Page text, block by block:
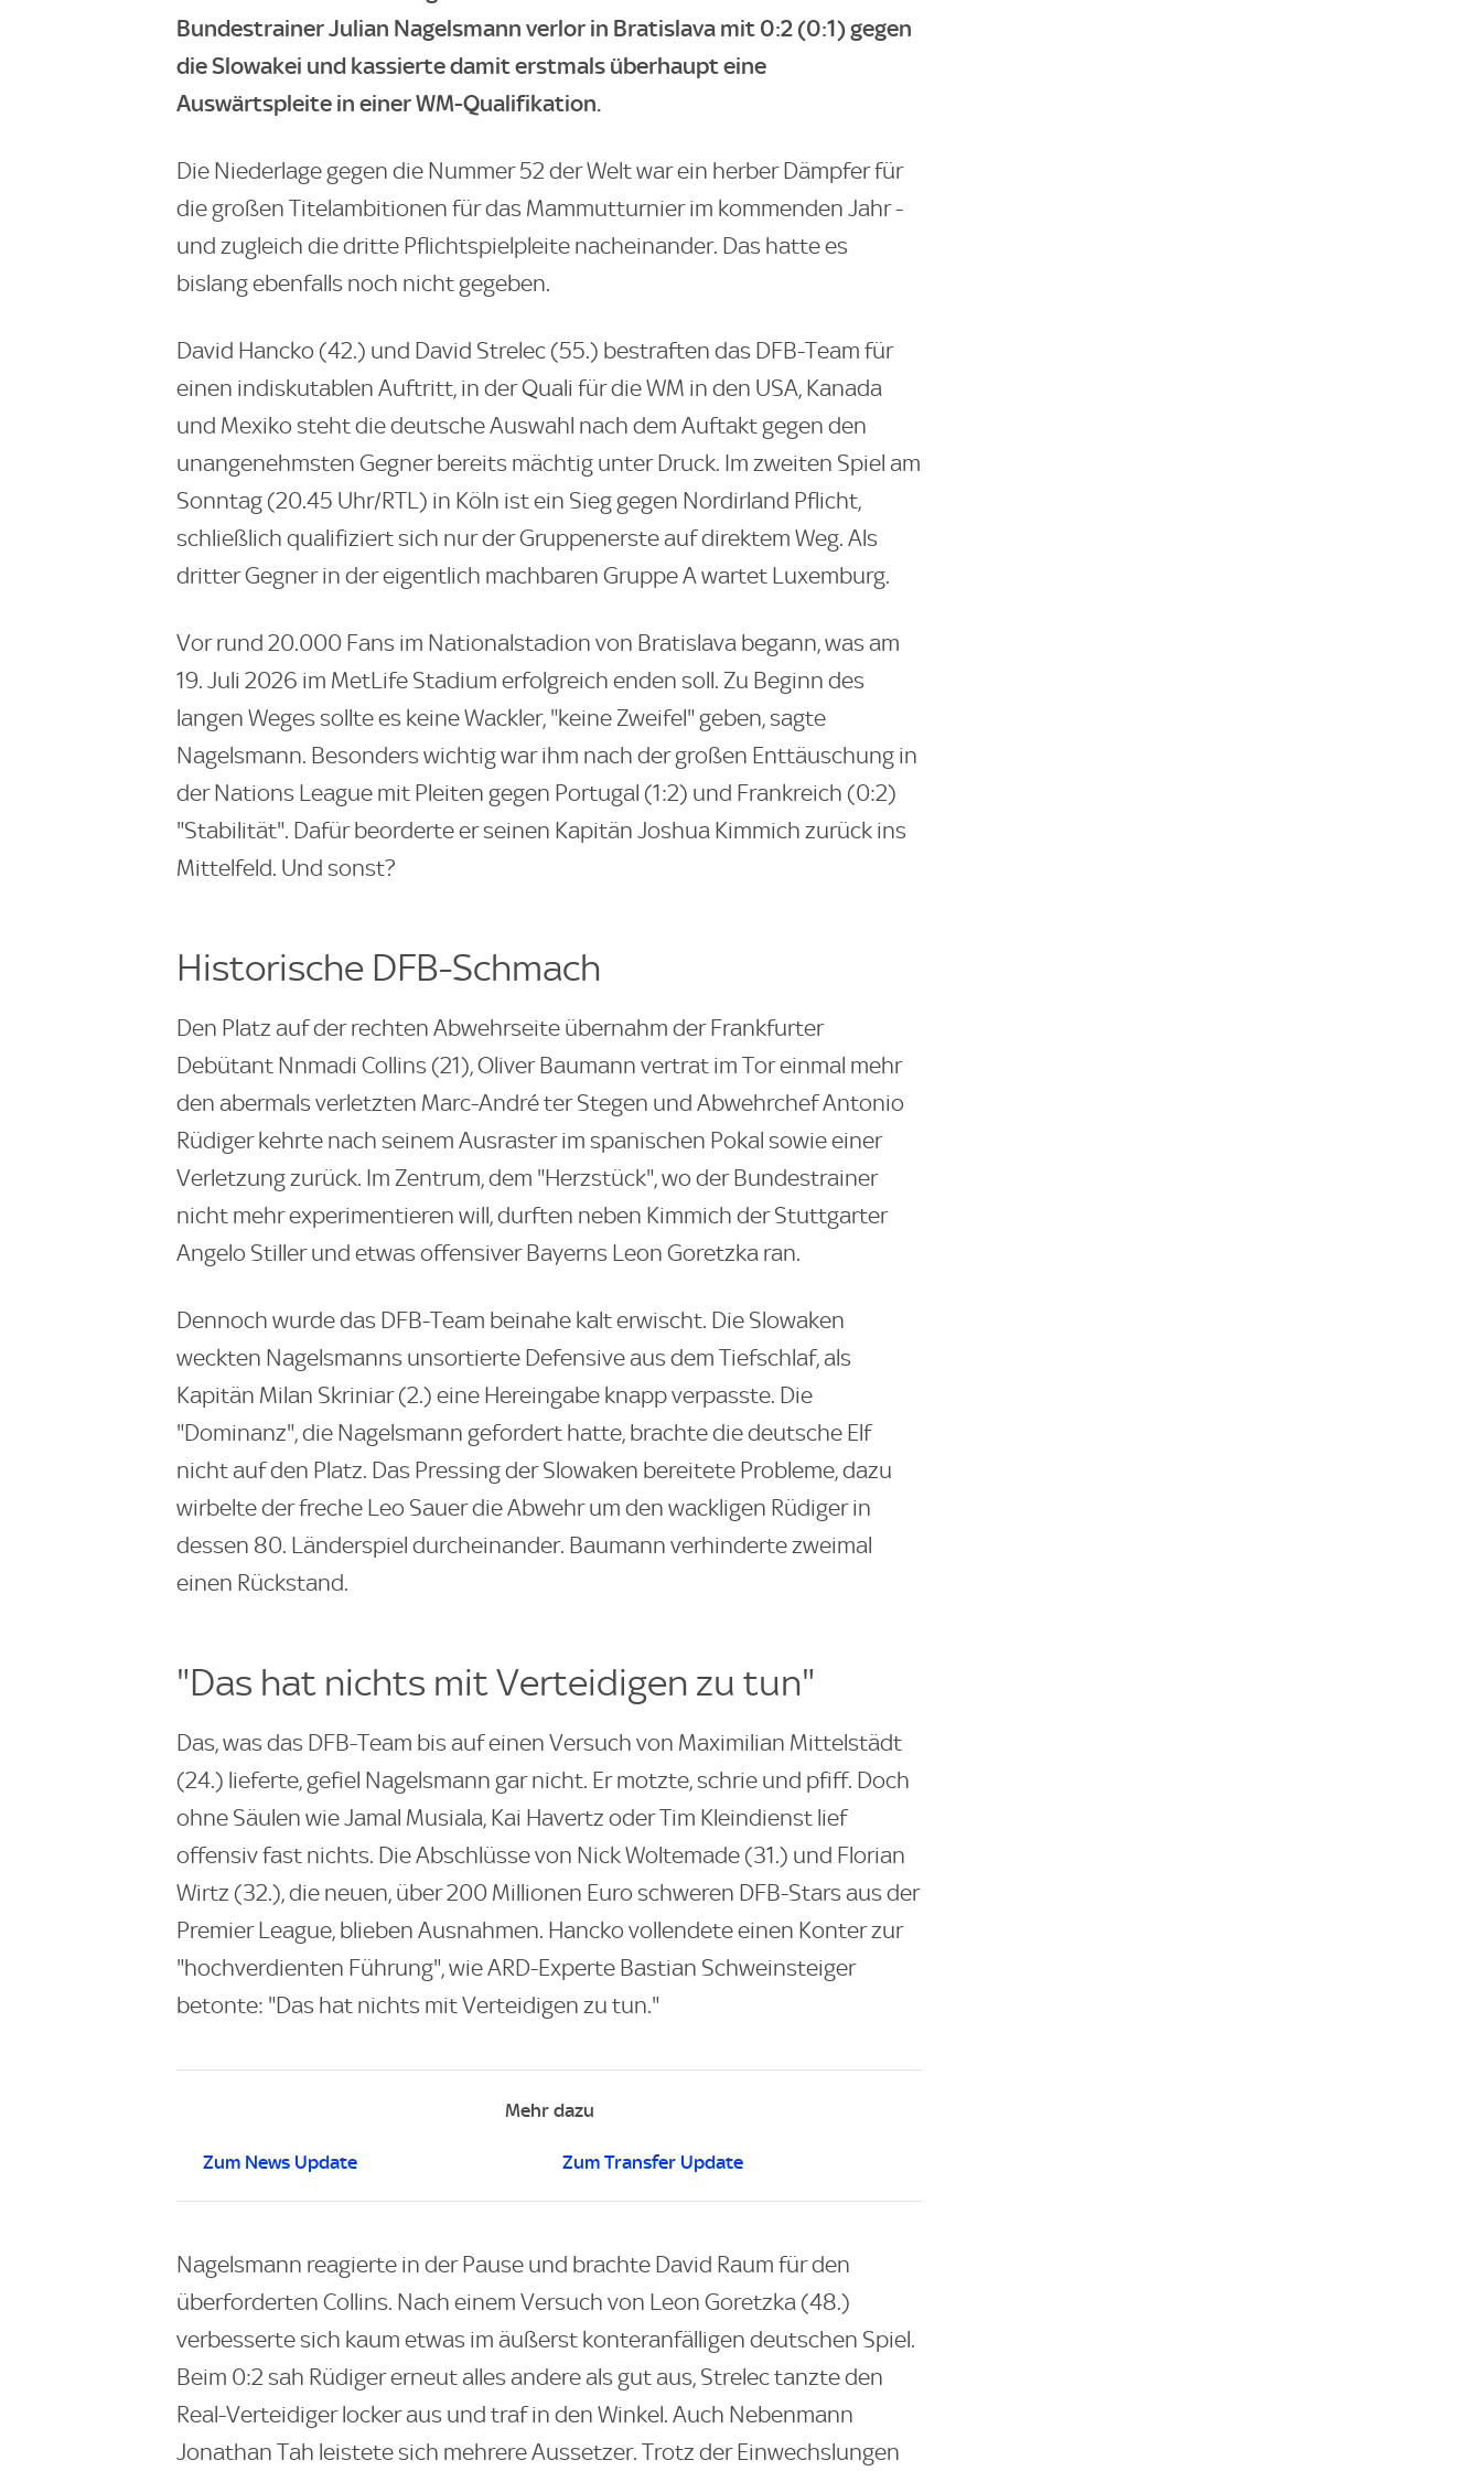
Bundestrainer Julian Nagelsmann verlor in Bratislava mit 0:2 (0:1) gegen
die Slowakei und kassierte damit erstmals überhaupt eine
Auswärtspleite in einer WM-Qualifikation.
Die Niederlage gegen die Nummer 52 der Welt war ein herber Dämpfer für
die großen Titelambitionen für das Mammutturnier im kommenden Jahr -
und zugleich die dritte Pflichtspielpleite nacheinander. Das hatte es
bislang ebenfalls noch nicht gegeben.
David Hancko (42.) und David Strelec (55.) bestraften das DFB-Team für
einen indiskutablen Auftritt, in der Quali für die WM in den USA, Kanada
und Mexiko steht die deutsche Auswahl nach dem Auftakt gegen den
unangenehmsten Gegner bereits mächtig unter Druck. Im zweiten Spiel am
Sonntag (20.45 Uhr/RTL) in Köln ist ein Sieg gegen Nordirland Pflicht,
schließlich qualifiziert sich nur der Gruppenerste auf direktem Weg. Als
dritter Gegner in der eigentlich machbaren Gruppe A wartet Luxemburg.
Vor rund 20.000 Fans im Nationalstadion von Bratislava begann, was am
19. Juli 2026 im MetLife Stadium erfolgreich enden soll. Zu Beginn des
langen Weges sollte es keine Wackler, "keine Zweifel" geben, sagte
Nagelsmann. Besonders wichtig war ihm nach der großen Enttäuschung in
der Nations League mit Pleiten gegen Portugal (1:2) und Frankreich (0:2)
"Stabilität". Dafür beorderte er seinen Kapitän Joshua Kimmich zurück ins
Mittelfeld. Und sonst?
Historische DFB-Schmach
Den Platz auf der rechten Abwehrseite übernahm der Frankfurter
Debütant Nnmadi Collins (21), Oliver Baumann vertrat im Tor einmal mehr
den abermals verletzten Marc-André ter Stegen und Abwehrchef Antonio
Rüdiger kehrte nach seinem Ausraster im spanischen Pokal sowie einer
Verletzung zurück. Im Zentrum, dem "Herzstück", wo der Bundestrainer
nicht mehr experimentieren will, durften neben Kimmich der Stuttgarter
Angelo Stiller und etwas offensiver Bayerns Leon Goretzka ran.
Dennoch wurde das DFB-Team beinahe kalt erwischt. Die Slowaken
weckten Nagelsmanns unsortierte Defensive aus dem Tiefschlaf, als
Kapitän Milan Skriniar (2.) eine Hereingabe knapp verpasste. Die
"Dominanz", die Nagelsmann gefordert hatte, brachte die deutsche Elf
nicht auf den Platz. Das Pressing der Slowaken bereitete Probleme, dazu
wirbelte der freche Leo Sauer die Abwehr um den wackligen Rüdiger in
dessen 80. Länderspiel durcheinander. Baumann verhinderte zweimal
einen Rückstand.
"Das hat nichts mit Verteidigen zu tun"
Das, was das DFB-Team bis auf einen Versuch von Maximilian Mittelstädt
(24.) lieferte, gefiel Nagelsmann gar nicht. Er motzte, schrie und pfiff. Doch
ohne Säulen wie Jamal Musiala, Kai Havertz oder Tim Kleindienst lief
offensiv fast nichts. Die Abschlüsse von Nick Woltemade (31.) und Florian
Wirtz (32.), die neuen, über 200 Millionen Euro schweren DFB-Stars aus der
Premier League, blieben Ausnahmen. Hancko vollendete einen Konter zur
"hochverdienten Führung", wie ARD-Experte Bastian Schweinsteiger
betonte: "Das hat nichts mit Verteidigen zu tun."
Mehr dazu
Zum News Update Zum Transfer Update
Nagelsmann reagierte in der Pause und brachte David Raum für den
überforderten Collins. Nach einem Versuch von Leon Goretzka (48.)
verbesserte sich kaum etwas im äußerst konteranfälligen deutschen Spiel.
Beim 0:2 sah Rüdiger erneut alles andere als gut aus, Strelec tanzte den
Real-Verteidiger locker aus und traf in den Winkel. Auch Nebenmann
Jonathan Tah leistete sich mehrere Aussetzer. Trotz der Einwechslungen